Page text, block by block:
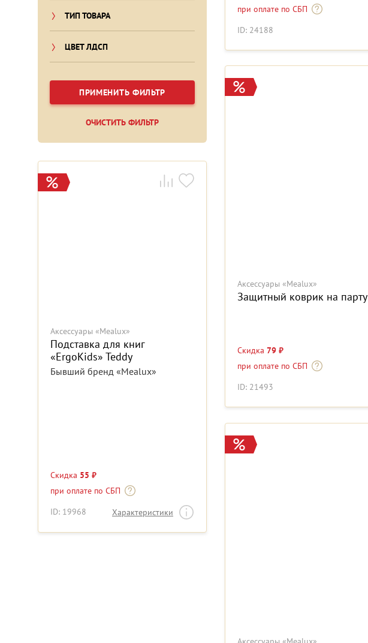
ТИП ТОВАРА
ЦВЕТ ЛДСП
ПРИМЕНИТЬ ФИЛЬТР
ОЧИСТИТЬ ФИЛЬТР
Аксессуары «Mealux»
Подставка для книг
«ErgoKids» Teddy
Бывший бренд «Mealux»
Скидка 55 ₽
при оплате по СБП
ID: 19968
Характеристики
при оплате по СБП
ID: 24188
Аксессуары «Mealux»
Защитный коврик на парту
Скидка 79 ₽
при оплате по СБП
ID: 21493